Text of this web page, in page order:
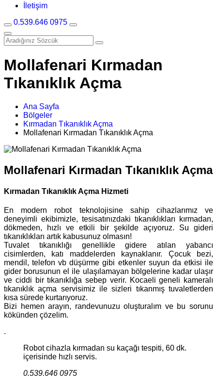
İletişim
0.539.646 0975
Mollafenari Kırmadan
Tıkanıklık Açma
Ana Sayfa
Bölgeler
Kırmadan Tıkanıklık Açma
Mollafenari Kırmadan Tıkanıklık Açma
Mollafenari Kırmadan Tıkanıklık Açma
Kırmadan Tıkanıklık Açma Hizmeti
En modern robot teknolojisine sahip cihazlarımız ve
deneyimli ekibimizle, tesisatınızdaki tıkanıklıkları kırmadan,
dökmeden, hızlı ve etkili bir şekilde açıyoruz. Su gideri
tıkanıklıkları artık kabusunuz olmasın!
Tuvalet tıkanıklığı genellikle gidere atılan yabancı
cisimlerden, katı maddelerden kaynaklanır. Çocuk bezi,
mendil, telefon vb düşürme gibi etkenler suyun da etkisi ile
gider borusunun el ile ulaşılamayan bölgelerine kadar ulaşır
ve ciddi bir tıkanıklığa sebep verir. Kocaeli geneli kameralı
tıkanıklık açma servisimiz ile sizleri tıkanmış tuvaletlerden
kısa sürede kurtarıyoruz.
Bizi hemen arayın, randevunuzu oluşturalım ve bu sorunu
kökünden çözelim.
.
Robot cihazla kırmadan su kaçağı tespiti, 60 dk.
içerisinde hızlı servis.
0.539.646 0975